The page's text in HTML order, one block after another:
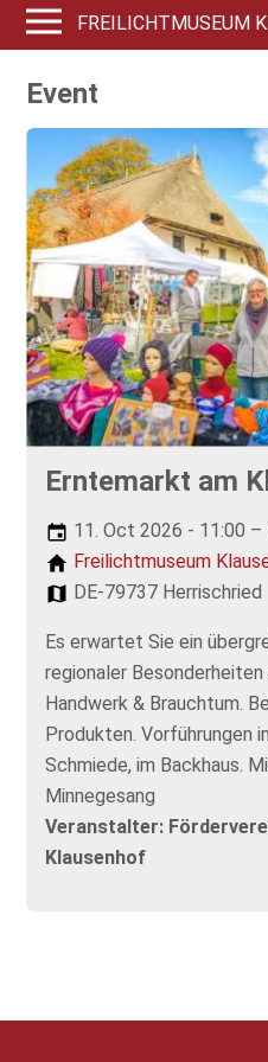
FREILICHTMUSEUM
Event
Erntemarkt am
11. Oct 2026 - 11:00
Freilichtmuseum
DE-79737 Herrischried
Es erwartet Sie ein
regionaler
Handwerk & Brauchtum.
Produkten. Vorführungen
Schmiede, im Backhaus.
Minnegesang
Veranstalter:
Klausenhof